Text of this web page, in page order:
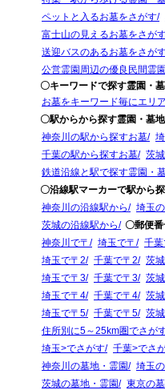
ペットと入るお墓をさがす
富士山の見えるお墓をさが
送迎バスのあるお墓をさが
公営霊園周辺の優良民間霊
〇キーワードで探す霊園・
お墓をキーワード毎にエリ
〇駅からから探す霊園・墓
神奈川の駅から探すお墓
千葉の駅から探すお墓
茨
鉄道沿線と駅で探す霊園・
〇沿線駅マーカーで駅から
神奈川の沿線駅から
埼玉
茨城の沿線駅から
〇郵便
神奈川で〒
埼玉で〒 千葉
埼玉で〒2
千葉で〒2 茨
埼玉で〒3
千葉で〒3 茨
埼玉で〒4
千葉で〒4 茨
埼玉で〒5
千葉で〒5 茨
住所別に5～25km圏でさが
埼玉>でさがす
千葉>でさ
神奈川の墓地・霊園
埼玉
茨城の墓地・霊園
東京の